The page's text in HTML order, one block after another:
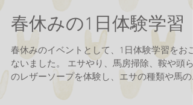
春休みの1日体験学習
春休みのイベントとして、1日体験学習をおこ
ないました。 エサやり、馬房掃除、鞍や頭ら